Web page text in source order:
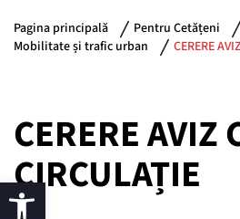
Pagina principală
Pentru Cetățeni
Mobilitate și trafic urban
CERERE
CERERE AVIZ
CIRCULAȚIE